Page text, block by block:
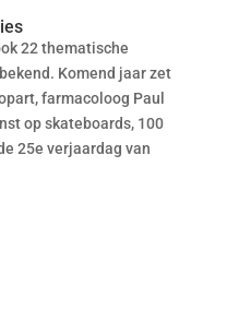
22 thematische
Komend jaar zet
farmacoloog Paul
op skateboards, 100
25e verjaardag van